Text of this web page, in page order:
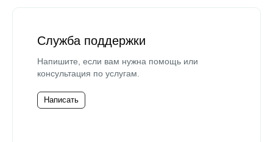
Служба поддержки
Напишите, если вам нужна помощь или
консультация по услугам.
Написать